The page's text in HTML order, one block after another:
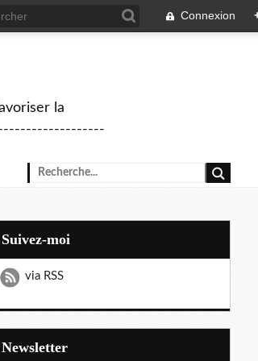
Connexion
la
Suivez-moi
via RSS
Newsletter